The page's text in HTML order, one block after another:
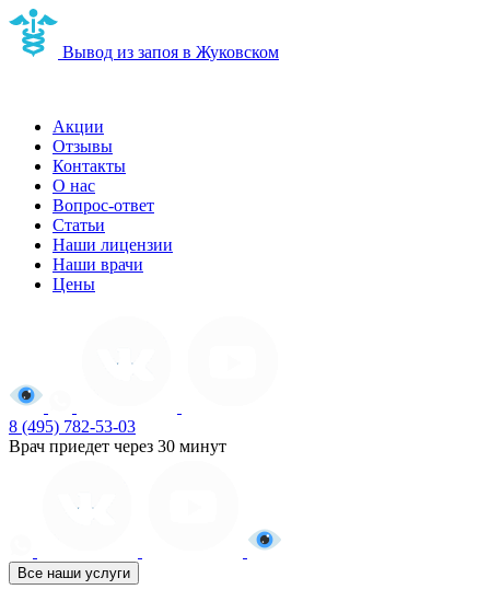
Вывод из запоя в Жуковском
Акции
Отзывы
Контакты
О нас
Вопрос-ответ
Статьи
Наши лицензии
Наши врачи
Цены
8 (495) 782-53-03
Врач приедет через 30 минут
Все наши услуги